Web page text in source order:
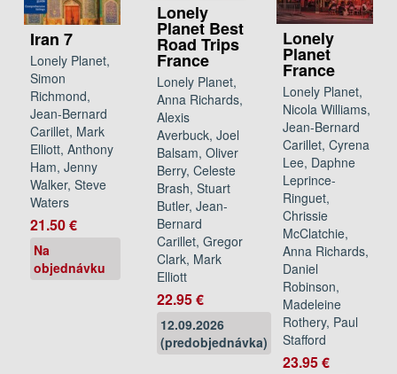
Iran 7
Lonely Planet,
Simon
Richmond,
Jean-Bernard
Carillet, Mark
Elliott, Anthony
Ham, Jenny
Walker, Steve
Waters
21.50 €
Na
objednávku
Lonely
Planet Best
Road Trips
France
Lonely Planet,
Anna Richards,
Alexis
Averbuck, Joel
Balsam, Oliver
Berry, Celeste
Brash, Stuart
Butler, Jean-
Bernard
Carillet, Gregor
Clark, Mark
Elliott
22.95 €
12.09.2026
(predobjednávka)
Lonely
Planet
France
Lonely Planet,
Nicola Williams,
Jean-Bernard
Carillet, Cyrena
Lee, Daphne
Leprince-
Ringuet,
Chrissie
McClatchie,
Anna Richards,
Daniel
Robinson,
Madeleine
Rothery, Paul
Stafford
23.95 €